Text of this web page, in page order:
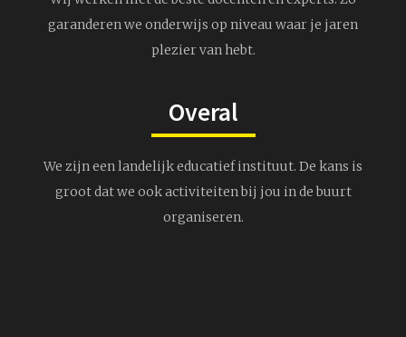
garanderen we onderwijs op niveau waar je jaren
plezier van hebt.
Overal
We zijn een landelijk educatief instituut. De kans is
groot dat we ook activiteiten bij jou in de buurt
organiseren.